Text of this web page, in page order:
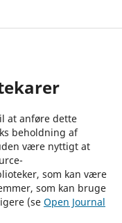
at anføre dette
beholdning af
være nyttigt at
som kan være
som kan bruge
(se Open Journal